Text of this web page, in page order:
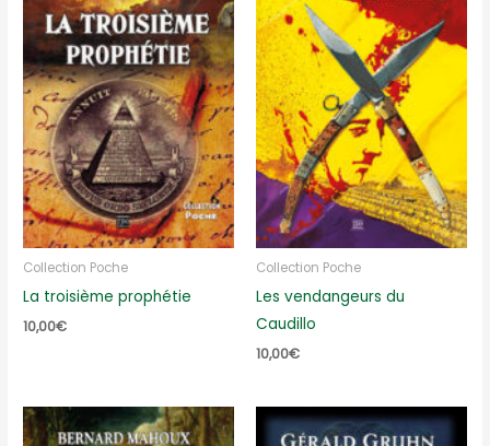
Collection Poche
La troisième prophétie
10,00€
Collection Poche
Les vendangeurs du
Caudillo
10,00€